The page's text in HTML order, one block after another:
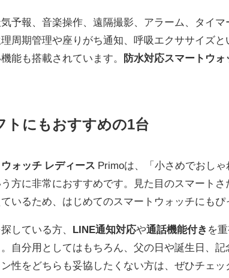
予報、音楽操作、遠隔撮影、アラーム、タイ
周期管理や座りがち通知、呼吸エクササイズ
能も搭載されています。
防水対応スマートウォ
トにもおすすめの1台
ォッチ レディース Primoは、「小さめでおし
方に非常におすすめです。見た目のスマート
いるため、はじめてのスマートウォッチにもぴ
している方、 LINE通知対応や通話機能付き を
自分用としてはもちろん、父の日や誕生日、
性をどちらも妥協したくない方は、ぜひチェッ